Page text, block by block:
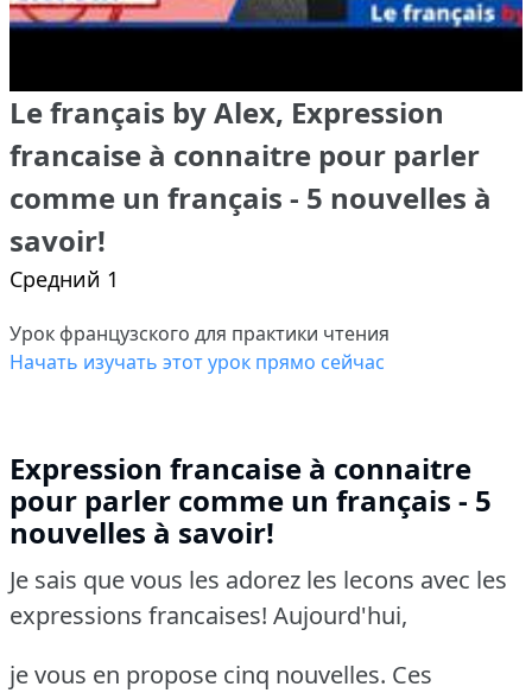
Le français by Alex, Expression
francaise à connaitre pour parler
comme un français - 5 nouvelles à
savoir!
Средний 1
Урок французского для практики чтения
Начать изучать этот урок прямо сейчас
Expression francaise à connaitre
pour parler comme un français - 5
nouvelles à savoir!
Je sais que vous les adorez les lecons avec les
expressions francaises! Aujourd'hui,
je vous en propose cinq nouvelles. Ces